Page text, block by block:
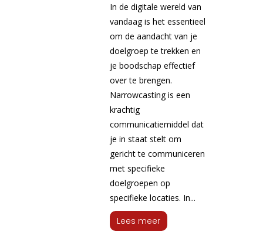
In de digitale wereld van
vandaag is het essentieel
om de aandacht van je
doelgroep te trekken en
je boodschap effectief
over te brengen.
Narrowcasting is een
krachtig
communicatiemiddel dat
je in staat stelt om
gericht te communiceren
met specifieke
doelgroepen op
specifieke locaties. In...
Lees meer